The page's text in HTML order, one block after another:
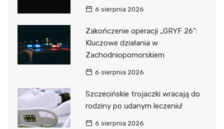
6 sierpnia 2026
Zakończenie operacji „GRYF 26”:
Kluczowe działania w
Zachodniopomorskiem
6 sierpnia 2026
Szczecińskie trojaczki wracają do
rodziny po udanym leczeniu!
6 sierpnia 2026